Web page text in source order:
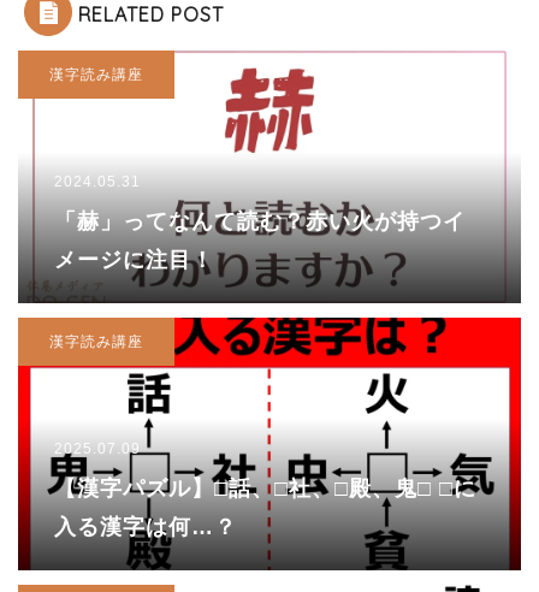
RELATED POST
漢字読み講座
2024.05.31
「赫」ってなんて読む？赤い火が持つイ
メージに注目！
漢字読み講座
2025.07.09
【漢字パズル】□話、□社、□殿、鬼□ □に
入る漢字は何…？